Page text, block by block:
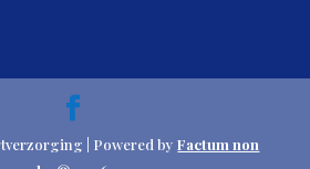
| Powered byFactum non